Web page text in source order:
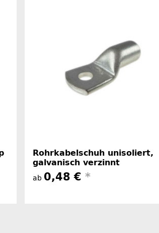
Rohrkabelschuh unisoliert,
galvanisch verzinnt
ab 0,48 € *